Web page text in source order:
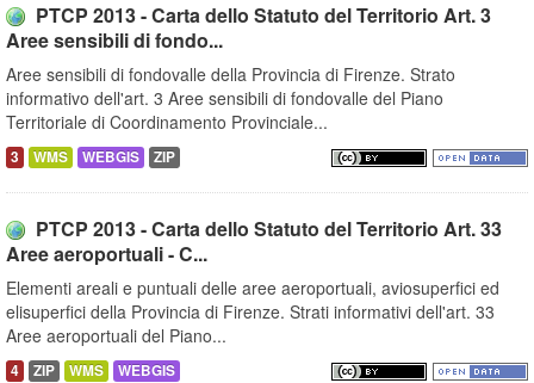
PTCP 2013 - Carta dello Statuto del Territorio Art. 3
Aree sensibili di fondo...
Aree sensibili di fondovalle della Provincia di Firenze. Strato
informativo dell'art. 3 Aree sensibili di fondovalle del Piano
Territoriale di Coordinamento Provinciale...
3 WMS WEBGIS ZIP
PTCP 2013 - Carta dello Statuto del Territorio Art. 33
Aree aeroportuali - C...
Elementi areali e puntuali delle aree aeroportuali, aviosuperfici ed
elisuperfici della Provincia di Firenze. Strati informativi dell'art. 33
Aree aeroportuali del Piano...
4 ZIP WMS WEBGIS